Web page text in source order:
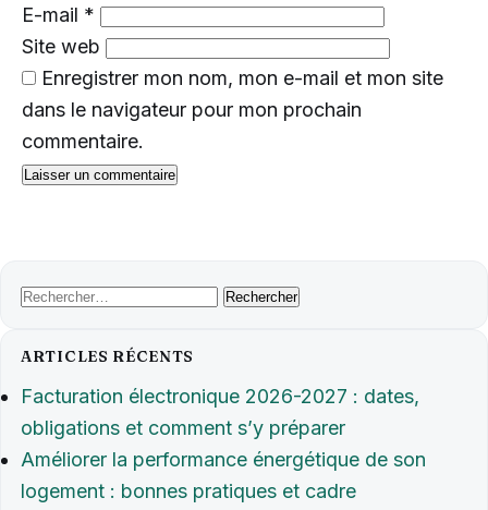
E-mail *
Site web
Enregistrer mon nom, mon e-mail et mon site
dans le navigateur pour mon prochain
commentaire.
Rechercher :
ARTICLES RÉCENTS
Facturation électronique 2026-2027 : dates,
obligations et comment s’y préparer
Améliorer la performance énergétique de son
logement : bonnes pratiques et cadre